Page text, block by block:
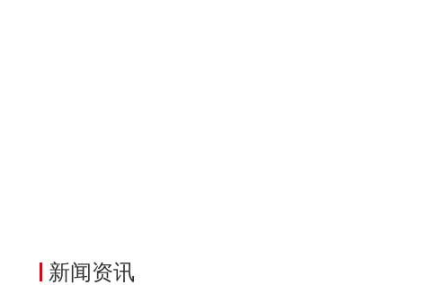
新闻资讯